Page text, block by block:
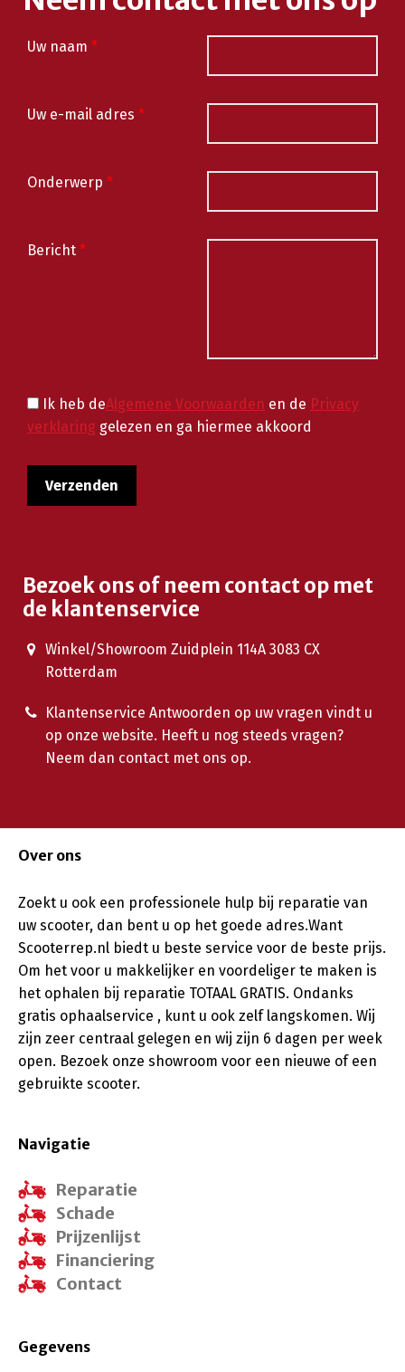
Uw naam *
Uw e-mail adres *
Onderwerp *
Bericht *
Ik heb deAlgemene Voorwaarden en de Privacy
verklaring gelezen en ga hiermee akkoord
Bezoek ons of neem contact op met
de klantenservice
Winkel/Showroom Zuidplein 114A 3083 CX
Rotterdam
Klantenservice Antwoorden op uw vragen vindt u
op onze website. Heeft u nog steeds vragen?
Neem dan contact met ons op.
Over ons
Zoekt u ook een professionele hulp bij reparatie van
uw scooter, dan bent u op het goede adres.Want
Scooterrep.nl biedt u beste service voor de beste prijs.
Om het voor u makkelijker en voordeliger te maken is
het ophalen bij reparatie TOTAAL GRATIS. Ondanks
gratis ophaalservice , kunt u ook zelf langskomen. Wij
zijn zeer centraal gelegen en wij zijn 6 dagen per week
open. Bezoek onze showroom voor een nieuwe of een
gebruikte scooter.
Navigatie
Reparatie
Schade
Prijzenlijst
Financiering
Contact
Gegevens